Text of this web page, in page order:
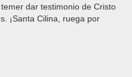
dar testimonio de Cristo
¡Santa Cilina, ruega por